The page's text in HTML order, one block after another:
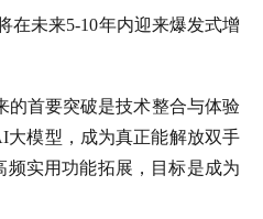
在未来5-10年内迎来爆发式增
的首要突破是技术整合与体验
模型，成为真正能解放双手
频实用功能拓展，目标是成为